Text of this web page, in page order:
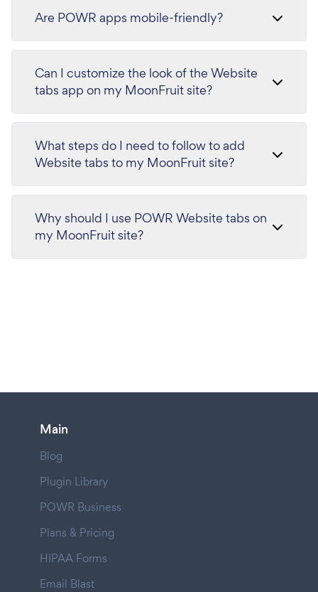
Are POWR apps mobile-friendly?
Can I customize the look of the Website
tabs app on my MoonFruit site?
What steps do I need to follow to add
Website tabs to my MoonFruit site?
Why should I use POWR Website tabs on
my MoonFruit site?
Main
Blog
Plugin Library
POWR Business
Plans & Pricing
HIPAA Forms
Email Blast